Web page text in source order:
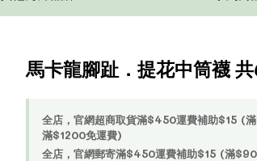
馬卡龍腳趾．提花中筒襪
全店，官網超商取貨滿$450運費補助$15 (
滿$1200免運費)
全店，官網郵寄滿$450運費補助$15 (滿